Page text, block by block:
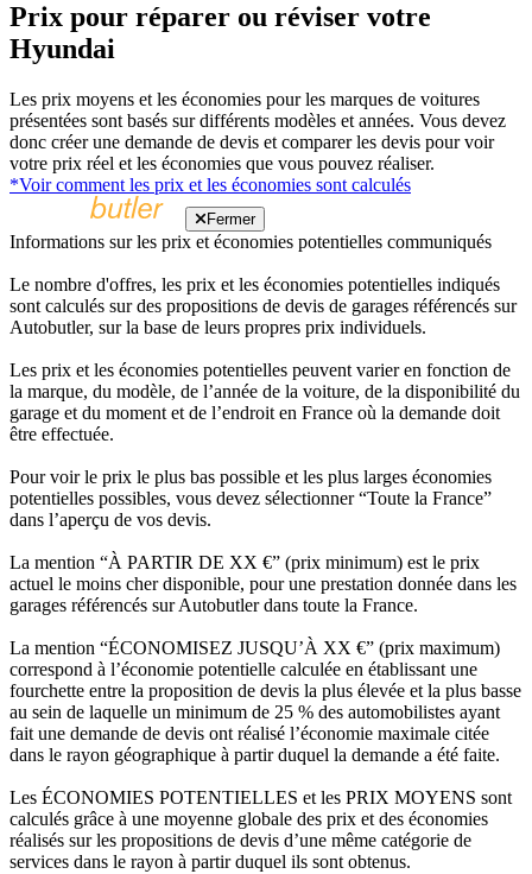
Prix pour réparer ou réviser votre
Hyundai
Les prix moyens et les économies pour les marques de voitures
présentées sont basés sur différents modèles et années. Vous devez
donc créer une demande de devis et comparer les devis pour voir
votre prix réel et les économies que vous pouvez réaliser.
*Voir comment les prix et les économies sont calculés
Fermer
Informations sur les prix et économies potentielles communiqués
Le nombre d'offres, les prix et les économies potentielles indiqués
sont calculés sur des propositions de devis de garages référencés sur
Autobutler, sur la base de leurs propres prix individuels.
Les prix et les économies potentielles peuvent varier en fonction de
la marque, du modèle, de l’année de la voiture, de la disponibilité du
garage et du moment et de l’endroit en France où la demande doit
être effectuée.
Pour voir le prix le plus bas possible et les plus larges économies
potentielles possibles, vous devez sélectionner “Toute la France”
dans l’aperçu de vos devis.
La mention “À PARTIR DE XX €” (prix minimum) est le prix
actuel le moins cher disponible, pour une prestation donnée dans les
garages référencés sur Autobutler dans toute la France.
La mention “ÉCONOMISEZ JUSQU’À XX €” (prix maximum)
correspond à l’économie potentielle calculée en établissant une
fourchette entre la proposition de devis la plus élevée et la plus basse
au sein de laquelle un minimum de 25 % des automobilistes ayant
fait une demande de devis ont réalisé l’économie maximale citée
dans le rayon géographique à partir duquel la demande a été faite.
Les ÉCONOMIES POTENTIELLES et les PRIX MOYENS sont
calculés grâce à une moyenne globale des prix et des économies
réalisés sur les propositions de devis d’une même catégorie de
services dans le rayon à partir duquel ils sont obtenus.